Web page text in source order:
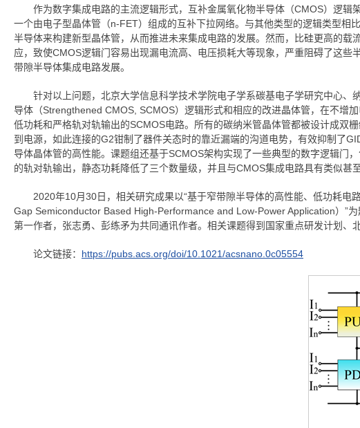
作为数字集成电路的主流逻辑形式，互补金属氧化物半导体（CMOS）逻
一个由电子型晶体管（n-FET）组成的互补下拉网络。与其他类型的逻辑类型
半导体来构建新型晶体管，从而推进未来集成电路的发展。然而，比硅更高的
应，致使CMOS逻辑门容易出现漏电流高、电压损耗大等现象，严重阻碍了这
带隙半导体集成电路发展。
针对以上问题，北京大学信息科学技术学院电子学系碳基电子学研究中心
导体（Strengthened CMOS, SCMOS）逻辑形式和相应的改进晶体管，在不增
低功耗和严格轨对轨输出的SCMOS电路。所有的碳纳米管晶体管都被设计成双
到电源，如此连接的G2钳制了器件关态时的靠近漏端的沟道电势，有效抑制了
导体晶体管的高性能。课题组还基于SCMOS架构实现了一些典型的数字逻辑门
的轨对轨输出，静态功耗降低了三个数量级，并且与CMOS集成电路具有类似
2020年10月30日，相关研究成果以“基于窄带隙半导体的高性能、低功耗
Gap Semiconductor Based High-Performance and Low-Power Application）”
第一作者，张志勇、彭练矛为共同通讯作者。相关课题得到国家重点研发计划、
论文链接： https://pubs.acs.org/doi/10.1021/acsnano.0c05554